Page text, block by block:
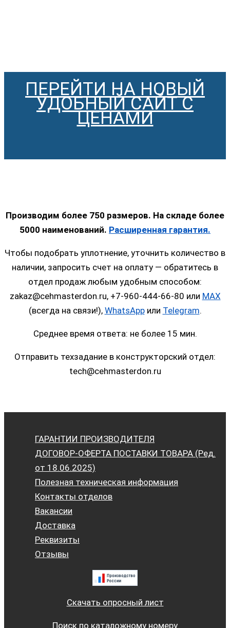
ПЕРЕЙТИ НА НОВЫЙ
УДОБНЫЙ САЙТ С
ЦЕНАМИ
Производим более 750 размеров. На складе более
5000 наименований. Расширенная гарантия.
Чтобы подобрать уплотнение, уточнить количество в
наличии, запросить счет на оплату — обратитесь в
отдел продаж любым удобным способом:
zakaz@cehmasterdon.ru, +7-960-444-66-80 или MAX
(всегда на связи!), WhatsAppили Telegram.
Среднее время ответа: не более 15 мин.
Отправить техзадание в конструкторский отдел:
tech@cehmasterdon.ru
ГАРАНТИИ ПРОИЗВОДИТЕЛЯ
ДОГОВОР-ОФЕРТА ПОСТАВКИ ТОВАРА (Ред.
от 18.06.2025)
Полезная техническая информация
Контакты отделов
Вакансии
Доставка
Реквизиты
Отзывы
Скачать опросный лист
Поиск по каталожному номеру